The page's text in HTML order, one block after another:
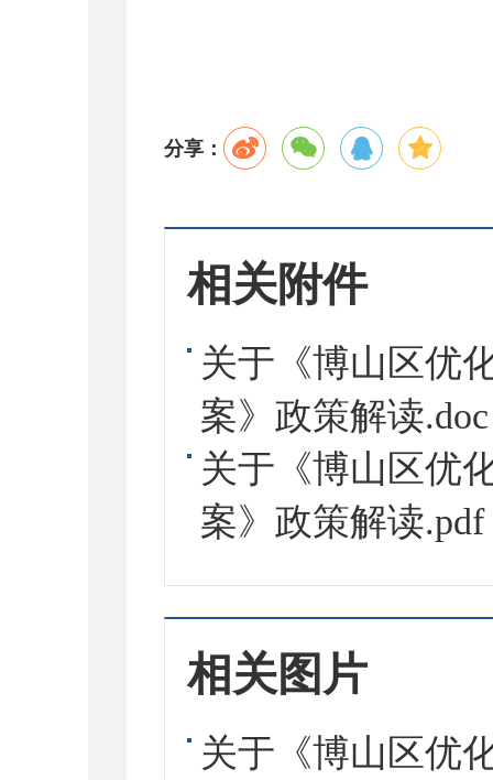
分享：
相关附件
关于《博山区优
案》政策解读.doc
关于《博山区优
案》政策解读.pdf
相关图片
关于《博山区优